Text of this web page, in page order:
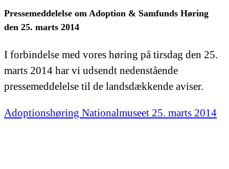
Pressemeddelelse om Adoption & Samfunds Høring
den 25. marts 2014
I forbindelse med vores høring på tirsdag den 25.
marts 2014 har vi udsendt nedenstående
pressemeddelelse til de landsdækkende aviser.
Adoptionshøring Nationalmuseet 25. marts 2014